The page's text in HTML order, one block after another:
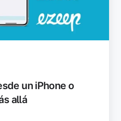
un iPhone o
allá